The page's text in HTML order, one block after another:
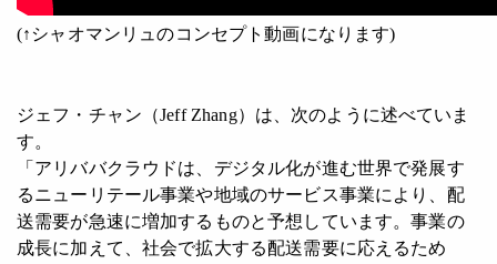
(↑シャオマンリュのコンセプト動画になります)
ジェフ・チャン（Jeff Zhang）は、次のように述べていま
す。
「アリババクラウドは、デジタル化が進む世界で発展す
るニューリテール事業や地域のサービス事業により、配
送需要が急速に増加するものと予想しています。事業の
成長に加えて、社会で拡大する配送需要に応えるため